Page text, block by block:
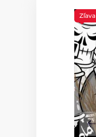
Zľava